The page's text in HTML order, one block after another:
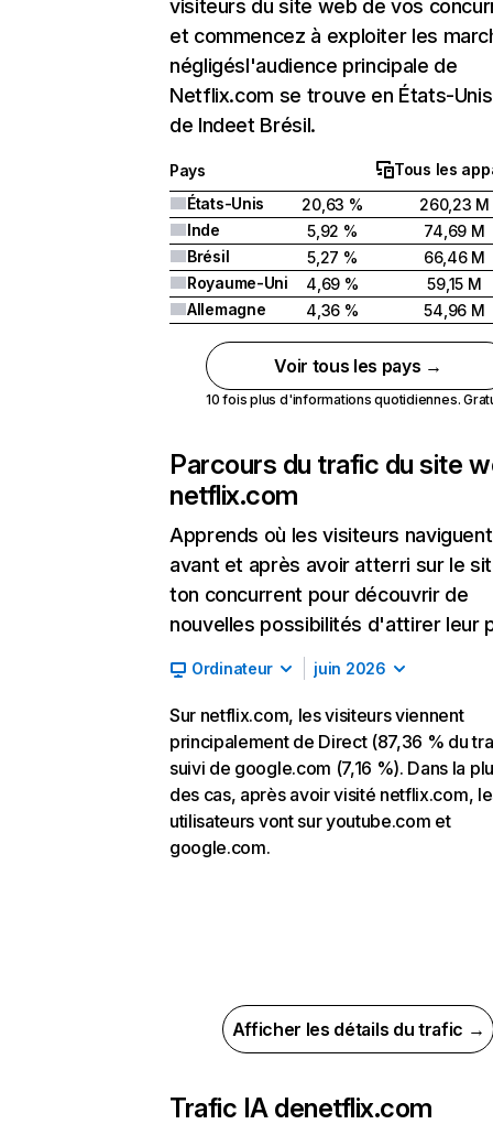
visiteurs du site web de vos
et commencez à exploiter les
négligésl'audience principale de
Netflix.com se trouve en États-
de Indeet Brésil.
Pays
Tous les
États-Unis
20,63 %
260,23 M
Inde
5,92 %
74,69 M
Brésil
5,27 %
66,46 M
Royaume-Uni
4,69 %
59,15 M
Allemagne
4,36 % 54,96 M
Voir tous les pays →
10 fois plus d'informations quotidiennes.
Parcours du trafic du site
netflix.com
Apprends où les visiteurs naviguent
avant et après avoir atterri sur le
ton concurrent pour découvrir de
nouvelles possibilités d'attirer leur
Ordinateur juin 2026
Sur netflix.com, les visiteurs viennent
principalement de Direct (87,36 % du
suivi de google.com (7,16 %). Dans la
des cas, après avoir visité netflix.com,
utilisateurs vont sur youtube.com et
google.com.
Afficher les détails du trafic →
Trafic IA denetflix.com